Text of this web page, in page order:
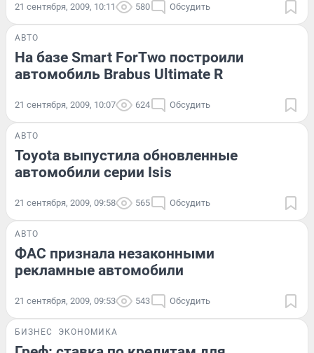
21 сентября, 2009, 10:11 580 Обсудить
АВТО
На базе Smart ForTwo построили
автомобиль Brabus Ultimate R
21 сентября, 2009, 10:07 624 Обсудить
АВТО
Toyota выпустила обновленные
автомобили серии Isis
21 сентября, 2009, 09:58 565 Обсудить
АВТО
ФАС признала незаконными
рекламные автомобили
21 сентября, 2009, 09:53 543 Обсудить
БИЗНЕС ЭКОНОМИКА